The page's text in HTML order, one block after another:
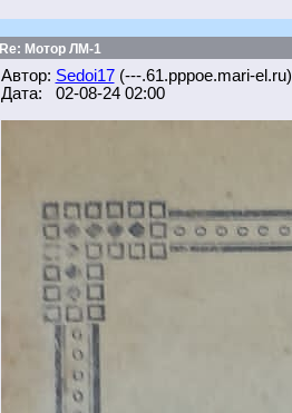
Re: Мотор ЛМ-1
Автор: Sedoi17(---.61.pppoe.mari-el.ru)
Дата: 02-08-24 02:00